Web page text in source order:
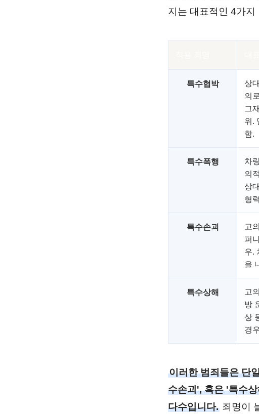
지는 대표적인 4가
특수협박
상
의
그
위.
함.
특수폭행
차
의
상
형
특수손괴
고
퍼
우.
을
특수상해
고
방
상
경
이러한 범죄들은 단
수손괴', 혹은 '특수
다수입니다. 죄명이